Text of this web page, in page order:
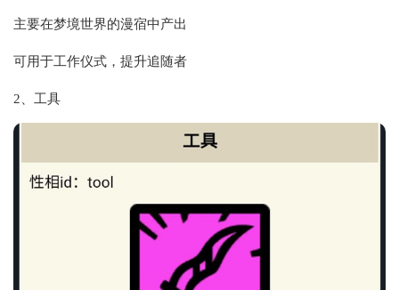
主要在梦境世界的漫宿中产出
可用于工作仪式，提升追随者
2、工具